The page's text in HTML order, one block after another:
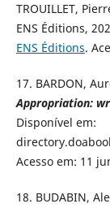
TROUILLET,
ENS Éditions,
ENS Éditions.
17. BARDON,
Appropriation:
Disponível em:
Acesso em: 11
18. BUDABIN,